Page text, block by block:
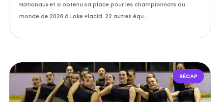
Nationaux et a obtenu sa place pour les championnats du
monde de 2020 à Lake Placid. 22 autres équ…
RÉCAP